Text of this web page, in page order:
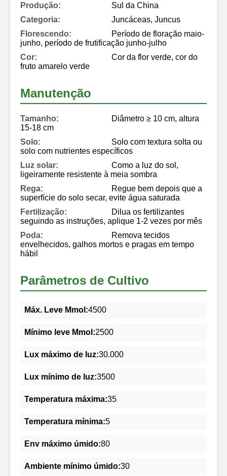
Produção:
Sul da China
Categoria:
Juncáceas, Juncus
Florescendo:
Período de floração maio-
junho, período de frutificação junho-julho
Cor:
Cor da flor verde, cor do
fruto amarelo verde
Manutenção
Tamanho:
Diâmetro ≥ 10 cm, altura
15-18 cm
Solo:
Solo com textura solta ou
solo com nutrientes específicos
Luz solar:
Como a luz do sol,
ligeiramente resistente à meia sombra
Rega:
Regue bem depois que a
superfície do solo secar, evite água saturada
Fertilização:
Dilua os fertilizantes
seguindo as instruções, aplique 1-2 vezes por mês
Poda:
Remova tecidos
envelhecidos, galhos mortos e pragas em tempo
hábil
Parâmetros de Cultivo
Máx. Leve Mmol:4500
Mínimo leve Mmol:2500
Lux máximo de luz:30.000
Lux mínimo de luz:3500
Temperatura máxima:35
Temperatura mínima:5
Env máximo úmido:80
Ambiente mínimo úmido:30